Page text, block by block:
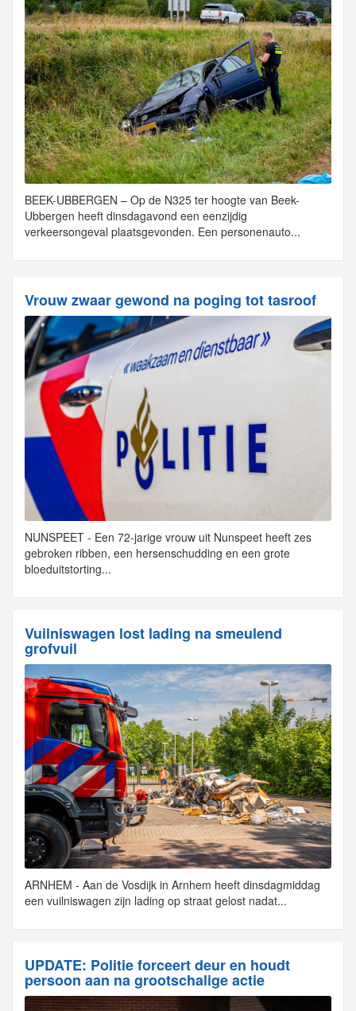
BEEK-UBBERGEN – Op de N325 ter hoogte van Beek-
Ubbergen heeft dinsdagavond een eenzijdig
verkeersongeval plaatsgevonden. Een personenauto...
Vrouw zwaar gewond na poging tot tasroof
NUNSPEET - Een 72-jarige vrouw uit Nunspeet heeft zes
gebroken ribben, een hersenschudding en een grote
bloeduitstorting...
Vuilniswagen lost lading na smeulend
grofvuil
ARNHEM - Aan de Vosdijk in Arnhem heeft dinsdagmiddag
een vuilniswagen zijn lading op straat gelost nadat...
UPDATE: Politie forceert deur en houdt
persoon aan na grootschalige actie